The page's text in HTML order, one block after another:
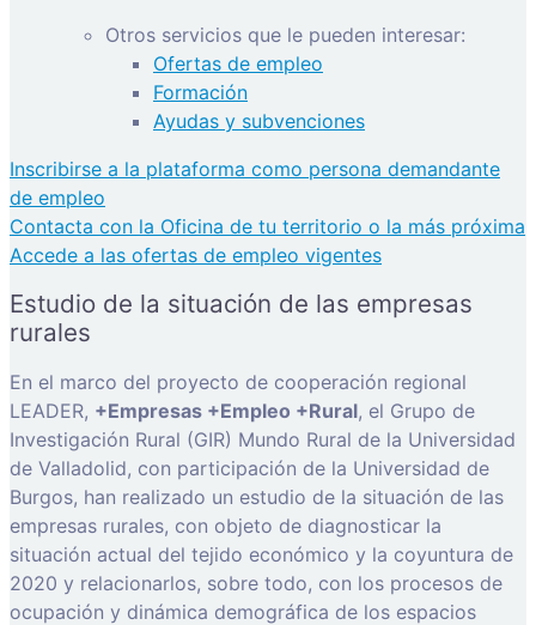
Otros servicios que le pueden interesar:
Ofertas de empleo
Formación
Ayudas y subvenciones
Inscribirse a la plataforma como persona demandante
de empleo
Contacta con la Oficina de tu territorio o la más próxima
Accede a las ofertas de empleo vigentes
Estudio de la situación de las empresas
rurales
En el marco del proyecto de cooperación regional
LEADER, +Empresas +Empleo +Rural, el Grupo de
Investigación Rural (GIR) Mundo Rural de la Universidad
de Valladolid, con participación de la Universidad de
Burgos, han realizado un estudio de la situación de las
empresas rurales, con objeto de diagnosticar la
situación actual del tejido económico y la coyuntura de
2020 y relacionarlos, sobre todo, con los procesos de
ocupación y dinámica demográfica de los espacios